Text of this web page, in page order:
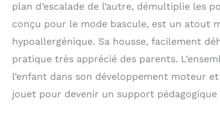
plan d’escalade de l’autre, démultiplie les
conçu pour le mode bascule, est un atout
hypoallergénique. Sa housse, facilement
pratique très apprécié des parents.
l’enfant dans son développement moteur
jouet pour devenir un support